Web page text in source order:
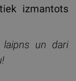
izmantots
laipns un dari